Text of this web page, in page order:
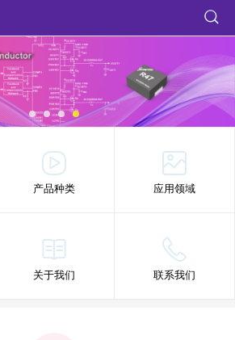
产品种类 应用领域
关于我们 联系我们